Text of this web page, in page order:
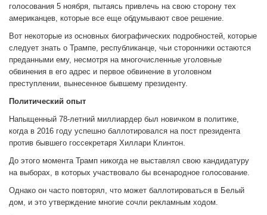
голосования 5 ноября, пытаясь привлечь на свою сторону тех
американцев, которые все еще обдумывают свое решение.
Вот некоторые из основных биографических подробностей, которые
следует знать о Трампе, республиканце, чьи сторонники остаются
преданными ему, несмотря на многочисленные уголовные
обвинения в его адрес и первое обвинение в уголовном
преступлении, вынесенное бывшему президенту.
Политический опыт
Напыщенный 78-летний миллиардер был новичком в политике,
когда в 2016 году успешно баллотировался на пост президента
против бывшего госсекретаря Хиллари Клинтон.
До этого момента Трамп никогда не выставлял свою кандидатуру
на выборах, в которых участвовало бы всенародное голосование.
Однако он часто повторял, что может баллотироваться в Белый
дом, и это утверждение многие сочли рекламным ходом.